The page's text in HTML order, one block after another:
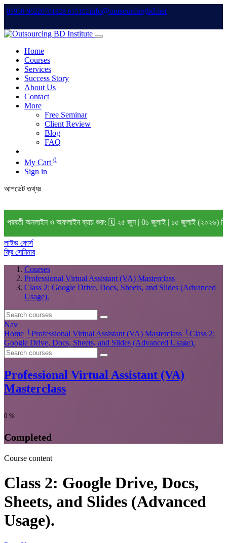
01950-96220701828-015102info@outsourcingbd.net
Home
Courses
Services
Success Story
About Us
Contact
More
Free Seminar
Client Review
Blog
FAQ
My Cart 0
Sign in
আপডেট তথ্যঃ
অনলাইন ও অফলাইন ব্যাচ শুরু: 🗓️ ২৫ জুন | 0১ জুলাই | ১৫ জুলাই (২০২৬)
লাইভ কোর্স
ফ্রি সেমিনার
Courses
Professional Virtual Assistant (VA) Masterclass
Class 2: Google Drive, Docs, Sheets, and Slides (Advanced
Usage).
Nav
Home └Professional Virtual Assistant (VA) Masterclass └Class 2:
Google Drive, Docs, Sheets, and Slides (Advanced Usage).
Professional Virtual Assistant (VA)
Masterclass
0 %
Completed
Course content
Class 2: Google Drive, Docs,
Sheets, and Slides (Advanced
Usage).